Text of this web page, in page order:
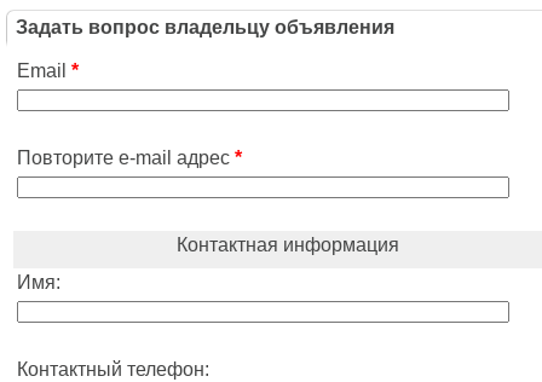
Задать вопрос владельцу объявления
Email *
Повторите e-mail адрес *
Контактная информация
Имя:
Контактный телефон: